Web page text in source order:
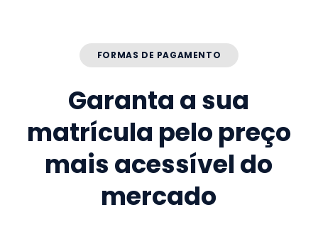
FORMAS DE PAGAMENTO
Garanta a sua
matrícula pelo preço
mais acessível do
mercado